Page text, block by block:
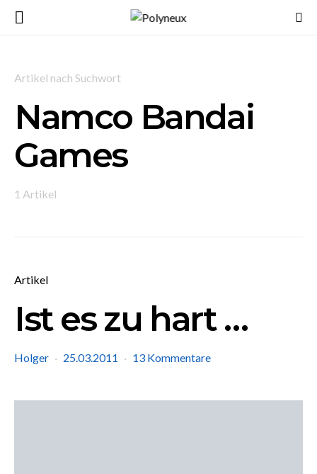
Artikel nach Suchwort
Namco Bandai
Games
1 Artikel
Artikel
Ist es zu hart …
Holger 25.03.2011 13 Kommentare